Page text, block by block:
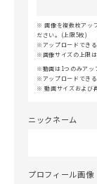
画像を複数枚アッ
ださい。(上限5枚)
アップロードでき
画像サイズの上限
動画は1つのみアッ
アップロードでき
動画サイズおよび
ニックネーム
プロフィール画像